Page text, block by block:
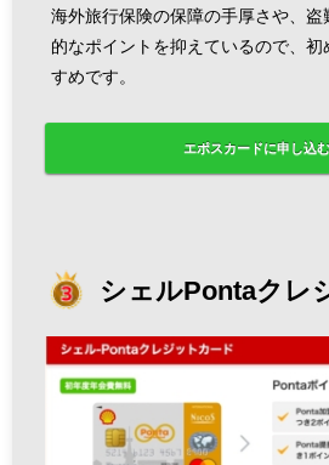
海外旅行保険の保障の手厚さや、盗
的なポイントを抑えているので、
すめです。
エポスカードに申し込む
シェルPontaクレ